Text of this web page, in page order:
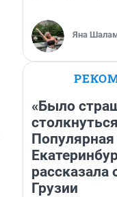
Яна
«Было
рассказала
Грузии